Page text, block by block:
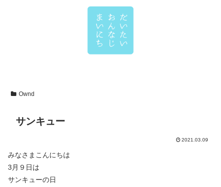
Ownd
サンキュー
2021.03.09
みなさまこんにちは
3月９日は
サンキューの日